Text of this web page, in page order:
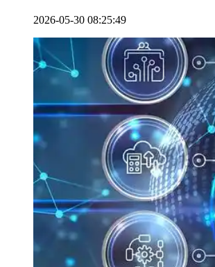
2026-05-30 08:25:49